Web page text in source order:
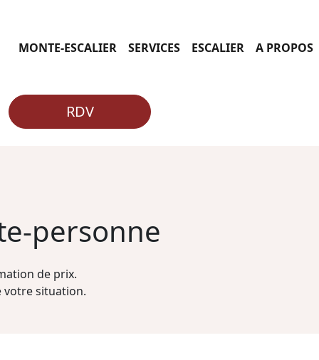
MONTE-ESCALIER SERVICES ESCALIER A PROPOS
RDV
personne
de prix.
votre situation.